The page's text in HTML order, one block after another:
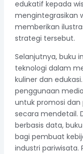
edukatif kepada
mengintegrasikan
memberikan
strategi tersebut.
Selanjutnya, buku
teknologi dalam
kuliner dan
penggunaan
untuk promosi dan
secara mendetail.
berbasis data,
bagi pembuat
industri